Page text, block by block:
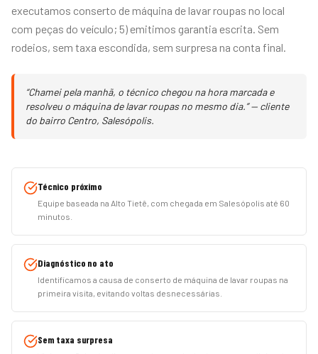
executamos conserto de máquina de lavar roupas no local
com peças do veículo; 5) emitimos garantia escrita. Sem
rodeios, sem taxa escondida, sem surpresa na conta final.
“Chamei pela manhã, o técnico chegou na hora marcada e
resolveu o máquina de lavar roupas no mesmo dia.” — cliente
do bairro Centro, Salesópolis.
Técnico próximo
Equipe baseada na Alto Tietê, com chegada em Salesópolis até 60
minutos.
Diagnóstico no ato
Identificamos a causa de conserto de máquina de lavar roupas na
primeira visita, evitando voltas desnecessárias.
Sem taxa surpresa